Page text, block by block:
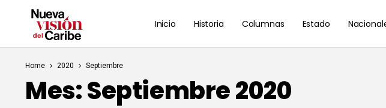
Inicio Historia Columnas Estado
Home 2020 Septiembre
Mes:Septiembre 2020